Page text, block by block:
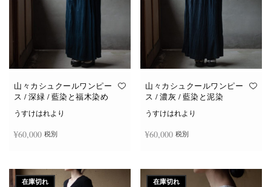
山々カシュクールワンピー
ス / 深緑 / 藍染と福木染め
うすけはれより
¥60,000 税別
山々カシュクールワンピー
ス / 濃灰 / 藍染と泥染
うすけはれより
¥60,000 税別
在庫切れ 在庫切れ